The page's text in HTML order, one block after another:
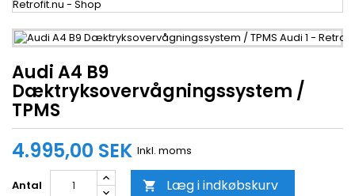
Audi A4 B9
Dæktryksovervågningssystem /
TPMS
4.995,00 SEK Inkl. moms
Antal  Læg i indkøbskurv